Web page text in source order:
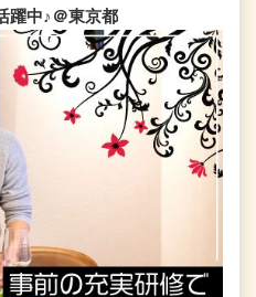
躍中♪＠東京都